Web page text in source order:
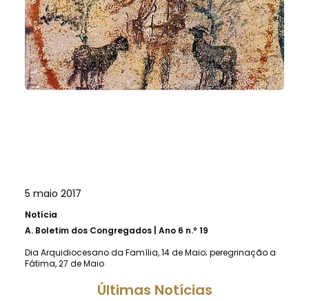
5 maio 2017
Notícia
A. Boletim dos Congregados | Ano 6 n.º 19
Dia Arquidiocesano da Família, 14 de Maio; peregrinação a
Fátima, 27 de Maio
Últimas Notícias